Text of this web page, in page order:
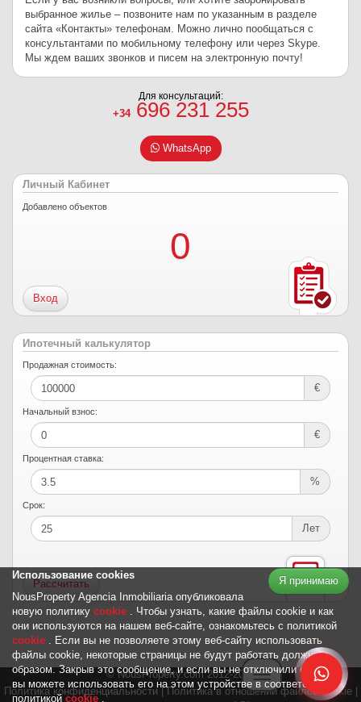
Toggle navigation
выбранное жилье – позвоните нам по указанным в разделе
сайта «Контакты» телефонам. Можно лично пообщаться с
консультантами по мобильному телефону или через Skype.
Мы ждем ваших звонков и писем на электронную почту!
Для консультаций:
+34696 231 255
WhatsApp
Личный Кабинет
Добавлено объектов
0
Вход
Ипотечный калькулятор
Продажная стоимость:
€
Начальный взнос:
€
Процентная ставка:
%
Срок:
Лет
Главная|Продажа|Аренда|Инвестиции|Услуги|Информация|
© NousProperty.com 2012-2026
Политика конфиденциальности|Политика в отношении файлов cookie|
Я принимаю
Использование cookies
NousProperty Agencia Inmobiliaria опубликовала
новую политику cookie . Чтобы узнать, какие файлы cookie и как
они используются на нашем веб-сайте, ознакомьтесь с политикой
cookie . Если вы не позволяете этому веб-сайту использовать
файлы cookie, некоторые страницы не будут работать должным
образом. Закрыв это сообщение, и если вы не отключили cookies,
вы можете использовать его на этом устройстве в соответствии с
политикойcookie.